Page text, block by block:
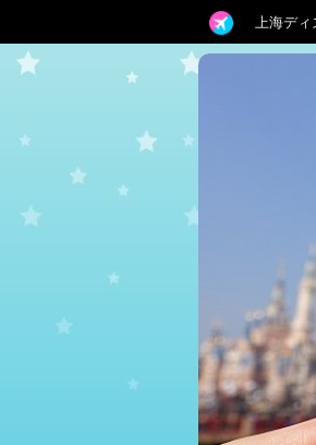
上海デ